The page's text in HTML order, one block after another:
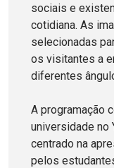
sociais e
cotidiana. As
selecionadas
os visitantes a
diferentes
A programação
universidade no
centrado na
pelos